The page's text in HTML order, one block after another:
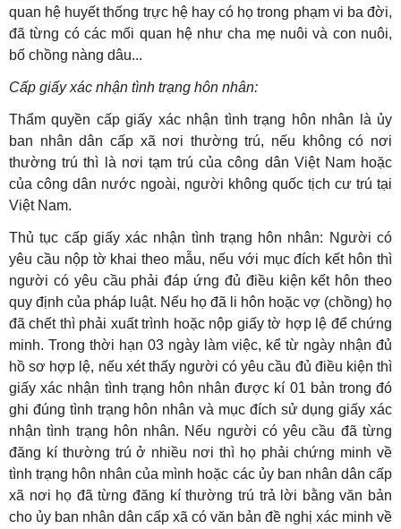
quan hệ huyết thống trực hệ hay có họ trong phạm vi ba đời,
đã từng có các mối quan hệ như cha mẹ nuôi và con nuôi,
bố chồng nàng dâu...
Cấp giấy xác nhận tình trạng hôn nhân:
Thẩm quyền cấp giấy xác nhận tình trạng hôn nhân là ủy
ban nhân dân cấp xã nơi thường trú, nếu không có nơi
thường trú thì là nơi tạm trú của công dân Việt Nam hoặc
của công dân nước ngoài, người không quốc tịch cư trú tại
Việt Nam.
Thủ tục cấp giấy xác nhận tình trạng hôn nhân: Người có
yêu cầu nộp tờ khai theo mẫu, nếu với mục đích kết hôn thì
người có yêu cầu phải đáp ứng đủ điều kiện kết hôn theo
quy định của pháp luật. Nếu họ đã li hôn hoặc vợ (chồng) họ
đã chết thì phải xuất trình hoặc nộp giấy tờ hợp lệ để chứng
minh. Trong thời hạn 03 ngày làm việc, kể từ ngày nhận đủ
hồ sơ hợp lệ, nếu xét thấy người có yêu cầu đủ điều kiện thì
giấy xác nhận tình trạng hôn nhân được kí 01 bản trong đó
ghi đúng tình trạng hôn nhân và mục đích sử dụng giấy xác
nhận tình trạng hôn nhân. Nếu người có yêu cầu đã từng
đăng kí thường trú ở nhiều nơi thì họ phải chứng minh về
tình trạng hôn nhân của mình hoặc các ủy ban nhân dân cấp
xã nơi họ đã từng đăng kí thường trú trả lời bằng văn bản
cho ủy ban nhân dân cấp xã có văn bản đề nghị xác minh về